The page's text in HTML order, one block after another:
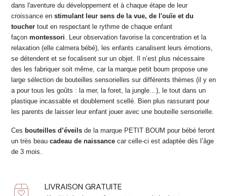
dans l'aventure du développement et à chaque étape de leur
croissance en stimulant leur sens de la vue, de l'ouïe et du
toucher tout en respectant le rythme de chaque enfant
façon montessori . Leur observation favorise la concentration et la
relaxation (elle calmera bébé), les enfants canalisent leurs émotions,
se détendent et se focalisent sur un objet. Il n’est plus nécessaire
des les fabriquer soit même, car la marque petit boum propose une
large sélection de bouteilles sensorielles sur différents thèmes (il y en
a pour tous les goûts : la mer, la foret, la jungle…), le tout dans un
plastique incassable et doublement scellé. Bien plus rassurant pour
les parents de laisser leur enfant jouer avec une bouteille sensorielle.
Ces bouteilles d’éveils de la marque PETIT BOUM pour bébé feront
un très beau cadeau de naissance car celle-ci est adaptée dès l’âge
de 3 mois.
LIVRAISON GRATUITE